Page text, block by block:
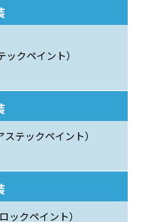
クペイント）
テックペイント）
ックペイント）